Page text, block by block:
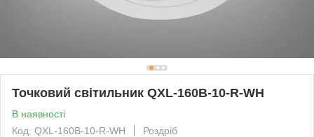
Точковий світильник QXL-160B-10-R-WH
В наявності
Код: QXL-160B-10-R-WH
Роздріб